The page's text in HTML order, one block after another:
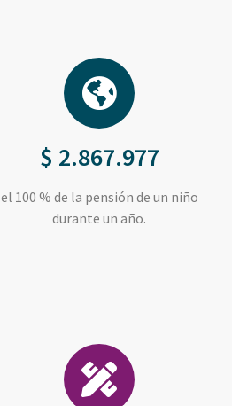
$ 2.867.977
el 100 % de la pensión de un niño
durante un año.